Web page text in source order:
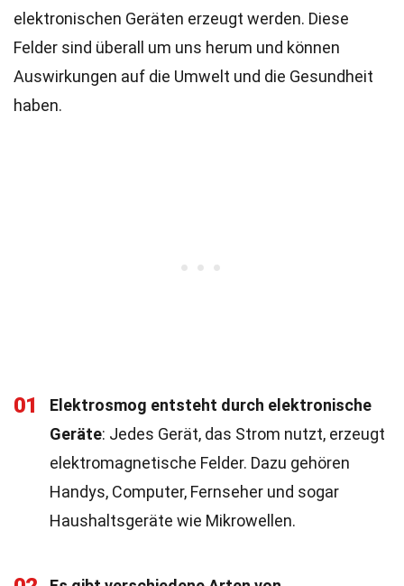
elektronischen Geräten erzeugt werden. Diese
Felder sind überall um uns herum und können
Auswirkungen auf die Umwelt und die Gesundheit
haben.
01
Elektrosmog entsteht durch elektronische
Geräte: Jedes Gerät, das Strom nutzt, erzeugt
elektromagnetische Felder. Dazu gehören
Handys, Computer, Fernseher und sogar
Haushaltsgeräte wie Mikrowellen.